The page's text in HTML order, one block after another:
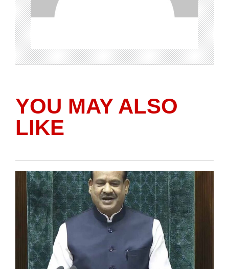
YOU MAY ALSO
LIKE